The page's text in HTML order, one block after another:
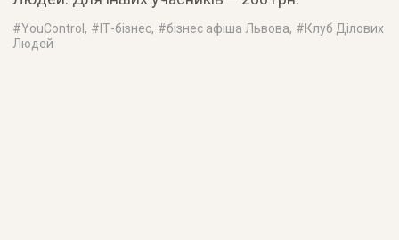
#YouControl, #ІТ-бізнес, #бізнес афіша Львова, #Клуб Ділових
Людей